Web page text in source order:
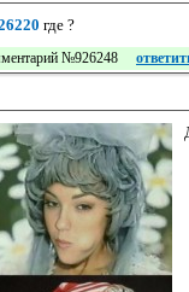
где ?
№926248